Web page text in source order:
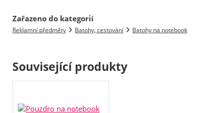
Zařazeno do kategorií
Reklamní předměty Batohy, cestování Batohy na notebook
Související produkty